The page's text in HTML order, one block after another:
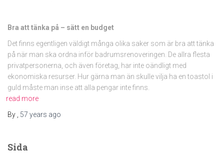
Bra att tänka på – sätt en budget
Det finns egentligen väldigt många olika saker som är bra att tänka
på när man ska ordna inför badrumsrenoveringen. De allra flesta
privatpersonerna, och även företag, har inte oändligt med
ekonomiska resurser. Hur gärna man än skulle vilja ha en toastol i
guld måste man inse att alla pengar inte finns.
read more
By
57 years ago
Sida